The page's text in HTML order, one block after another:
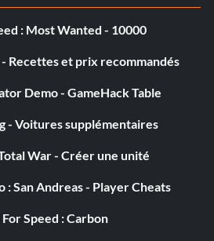
: Most Wanted - 10000
Recettes et prix recommandés
Demo - GameHack Table
- Voitures supplémentaires
War - Créer une unité
San Andreas - Player Cheats
Speed : Carbon